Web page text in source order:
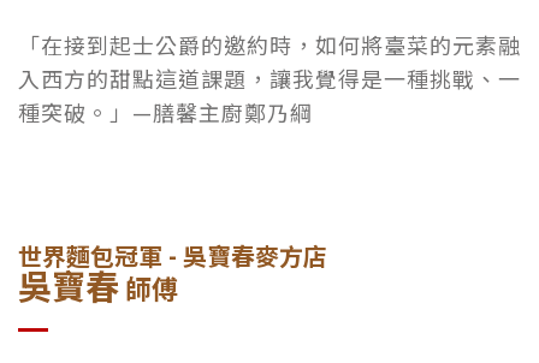
「在接到起士公爵的邀約時，如何將臺菜的元素融
入西方的甜點這道課題，讓我覺得是一種挑戰、一
種突破。」—膳馨主廚鄭乃綱
世界麵包冠軍 - 吳寶春麥方店
吳寶春師傅